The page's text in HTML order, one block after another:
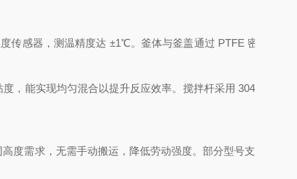
传感器，测温精度达 ±1℃。釜体与釜盖通过 PTFE 密封
，能实现均匀混合以提升反应效率。搅拌杆采用 304
高度需求，无需手动搬运，降低劳动强度。部分型号支